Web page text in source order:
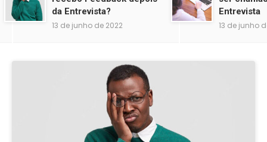
da Entrevista?
13 de junho de 2022
Entrevista
13 de junho